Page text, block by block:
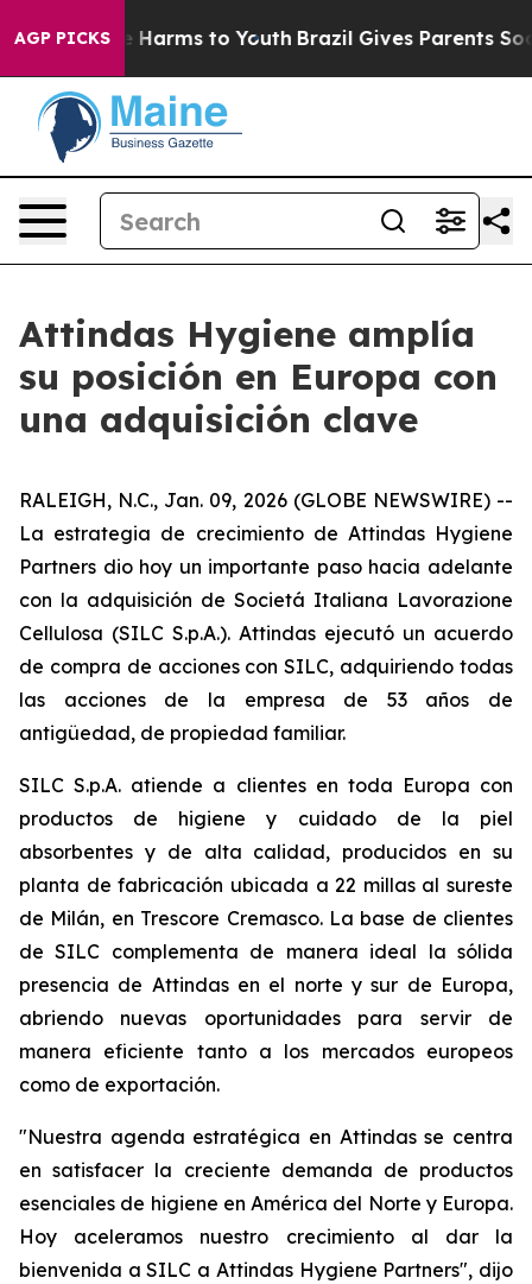
AGP PICKS
to Abate Harms to Youth Brazil Gives Parents
Attindas Hygiene amplía
su posición en Europa con
una adquisición clave
RALEIGH, N.C., Jan. 09, 2026 (GLOBE NEWSWIRE) --
La estrategia de crecimiento de Attindas Hygiene
Partners dio hoy un importante paso hacia adelante
con la adquisición de Societá Italiana Lavorazione
Cellulosa (SILC S.p.A.). Attindas ejecutó un acuerdo
de compra de acciones con SILC, adquiriendo todas
las acciones de la empresa de 53 años de
antigüedad, de propiedad familiar.
SILC S.p.A. atiende a clientes en toda Europa con
productos de higiene y cuidado de la piel
absorbentes y de alta calidad, producidos en su
planta de fabricación ubicada a 22 millas al sureste
de Milán, en Trescore Cremasco. La base de clientes
de SILC complementa de manera ideal la sólida
presencia de Attindas en el norte y sur de Europa,
abriendo nuevas oportunidades para servir de
manera eficiente tanto a los mercados europeos
como de exportación.
"Nuestra agenda estratégica en Attindas se centra
en satisfacer la creciente demanda de productos
esenciales de higiene en América del Norte y Europa.
Hoy aceleramos nuestro crecimiento al dar la
bienvenida a SILC a Attindas Hygiene Partners", dijo